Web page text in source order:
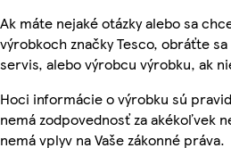
Ak máte nejaké otázky alebo sa
výrobkoch značky Tesco, obráťte sa
servis, alebo výrobcu výrobku, ak
Hoci informácie o výrobku sú
nemá zodpovednosť za akékoľvek
nemá vplyv na Vaše zákonné práva.